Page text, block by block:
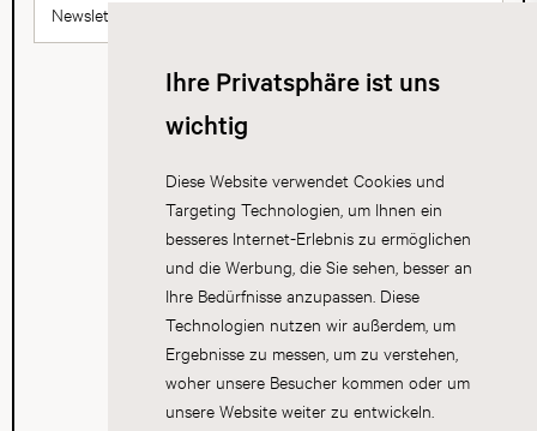
Ihre Privatsphäre ist uns
wichtig
Diese Website verwendet Cookies und
Targeting Technologien, um Ihnen ein
besseres Internet-Erlebnis zu ermöglichen
und die Werbung, die Sie sehen, besser an
Ihre Bedürfnisse anzupassen. Diese
Technologien nutzen wir außerdem, um
Ergebnisse zu messen, um zu verstehen,
woher unsere Besucher kommen oder um
unsere Website weiter zu entwickeln.
Newsletter abonnieren